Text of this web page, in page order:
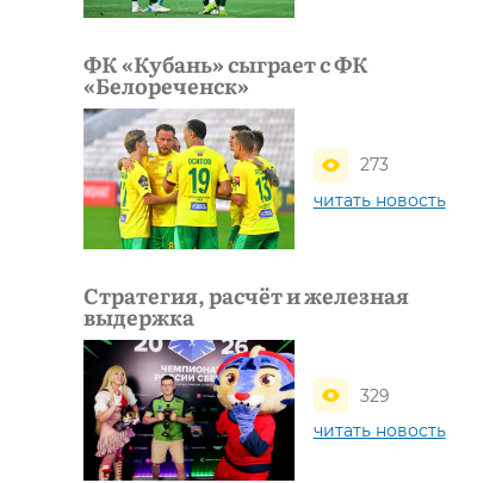
ФК «Кубань» сыграет с ФК
«Белореченск»
273
читать новость
Стратегия, расчёт и железная
выдержка
329
читать новость